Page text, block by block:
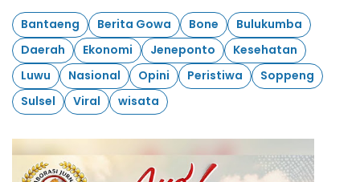
Bantaeng Berita Gowa Bone
Bulukumba
Daerah
Ekonomi Jeneponto
Kesehatan
Luwu
Nasional Opini Peristiwa
Soppeng
Sulsel
Viral wisata